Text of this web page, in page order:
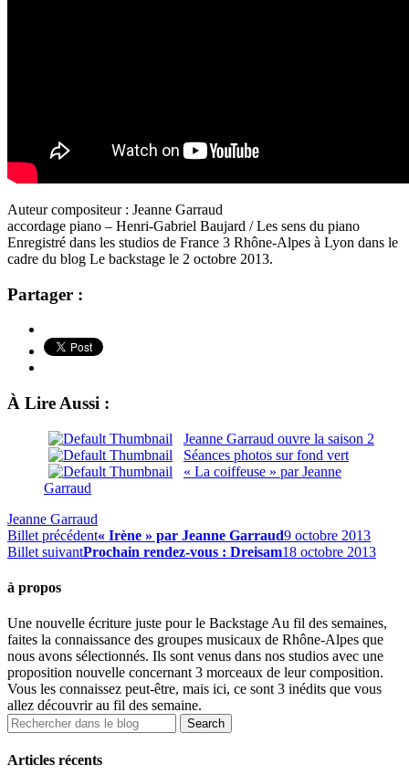
Auteur compositeur : Jeanne Garraud
accordage piano – Henri-Gabriel Baujard / Les sens du piano
Enregistré dans les studios de France 3 Rhône-Alpes à Lyon dans le
cadre du blog Le backstage le 2 octobre 2013.
Partager :
À Lire Aussi :
Jeanne Garraud ouvre la saison 2
Séances photos sur fond vert
« La coiffeuse » par Jeanne
Garraud
Jeanne Garraud
Billet précédent« Irène » par Jeanne Garraud9 octobre 2013
Billet suivantProchain rendez-vous : Dreisam18 octobre 2013
à propos
Une nouvelle écriture juste pour le Backstage Au fil des semaines,
faites la connaissance des groupes musicaux de Rhône-Alpes que
nous avons sélectionnés. Ils sont venus dans nos studios avec une
proposition nouvelle concernant 3 morceaux de leur composition.
Vous les connaissez peut-être, mais ici, ce sont 3 inédits que vous
allez découvrir au fil des semaine.
Articles récents